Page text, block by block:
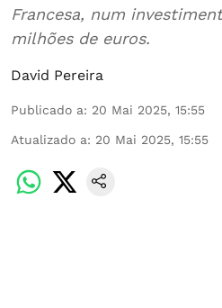
Francesa, num
milhões de euros.
David Pereira
Publicado a: 20 Mai 2025, 15:55
Atualizado a: 20 Mai 2025, 15:55